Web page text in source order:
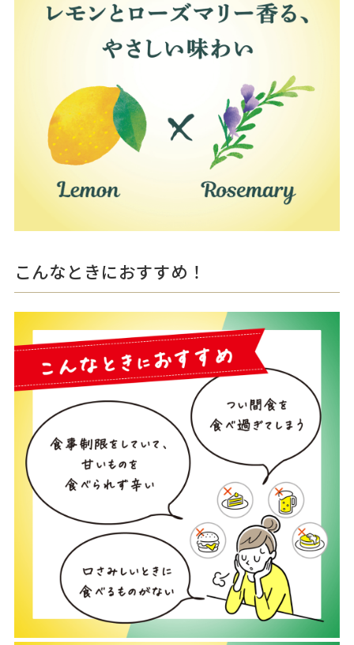
こんなときにおすすめ！